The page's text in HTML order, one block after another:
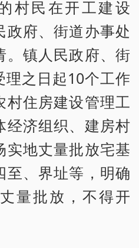
村民在开工建设
政府、街道办事处
。镇人民政府、街
之日起10个工作
村住房建设管理工
经济组织、建房村
实地丈量批放宅基
至、界址等，明确
量批放，不得开